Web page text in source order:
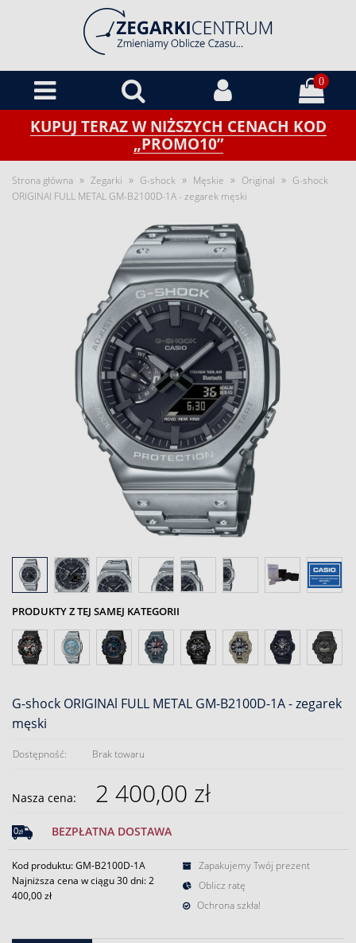
0
KUPUJ TERAZ W NIŻSZYCH CENACH KOD
„PROMO10”
Strona główna » Zegarki » G-shock » Męskie » Original » G-shock
ORIGINAl FULL METAL GM-B2100D-1A - zegarek męski
PRODUKTY Z TEJ SAMEJ KATEGORII
G-shock ORIGINAl FULL METAL GM-B2100D-1A - zegarek
męski
Dostępność: Brak towaru
Nasza cena: 2 400,00 zł
BEZPŁATNA DOSTAWA
Kod produktu: GM-B2100D-1A
Najniższa cena w ciągu 30 dni:2
400,00 zł
Zapakujemy Twój prezent
Oblicz ratę
Ochrona szkła!